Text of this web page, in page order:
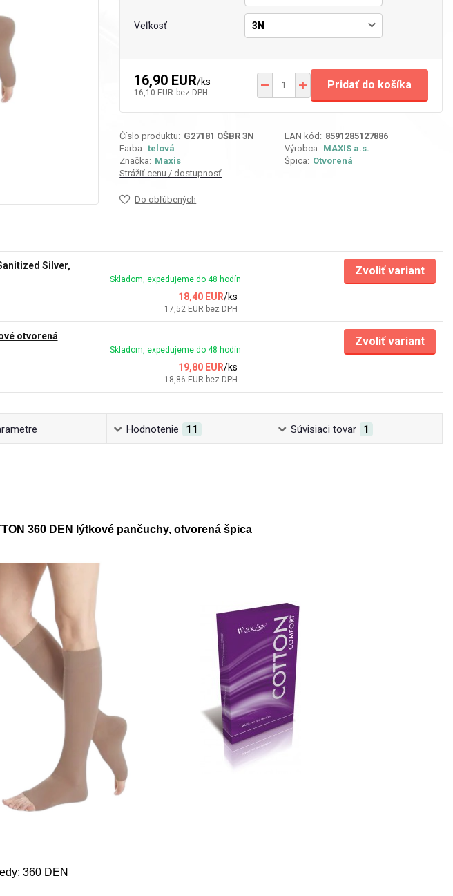
Veľkosť
16,90 EUR/ks
16,10 EUR bez DPH
Pridať do košíka
Číslo produktu: G27181 OŠBR 3N EAN kód: 8591285127886
Farba: telová Výrobca: MAXIS a.s.
Značka: Maxis Špica: Otvorená
Strážiť cenu / dostupnosť
Do obľúbených
Silver,
18,40 EUR/ks
17,52 EUR bez DPH
Skladom, expedujeme do 48 hodín
Zvoliť variant
otvorená
19,80 EUR/ks
18,86 EUR bez DPH
Skladom, expedujeme do 48 hodín
Zvoliť variant
Hodnotenie 11 Súvisiaci tovar 1
360 DEN lýtkové pančuchy, otvorená špica
360 DEN